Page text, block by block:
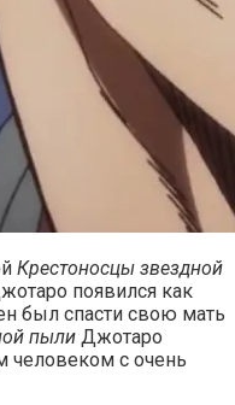
Крестоносцы звездной
появился как
был спасти свою мать
пыли Джотаро
человеком с очень